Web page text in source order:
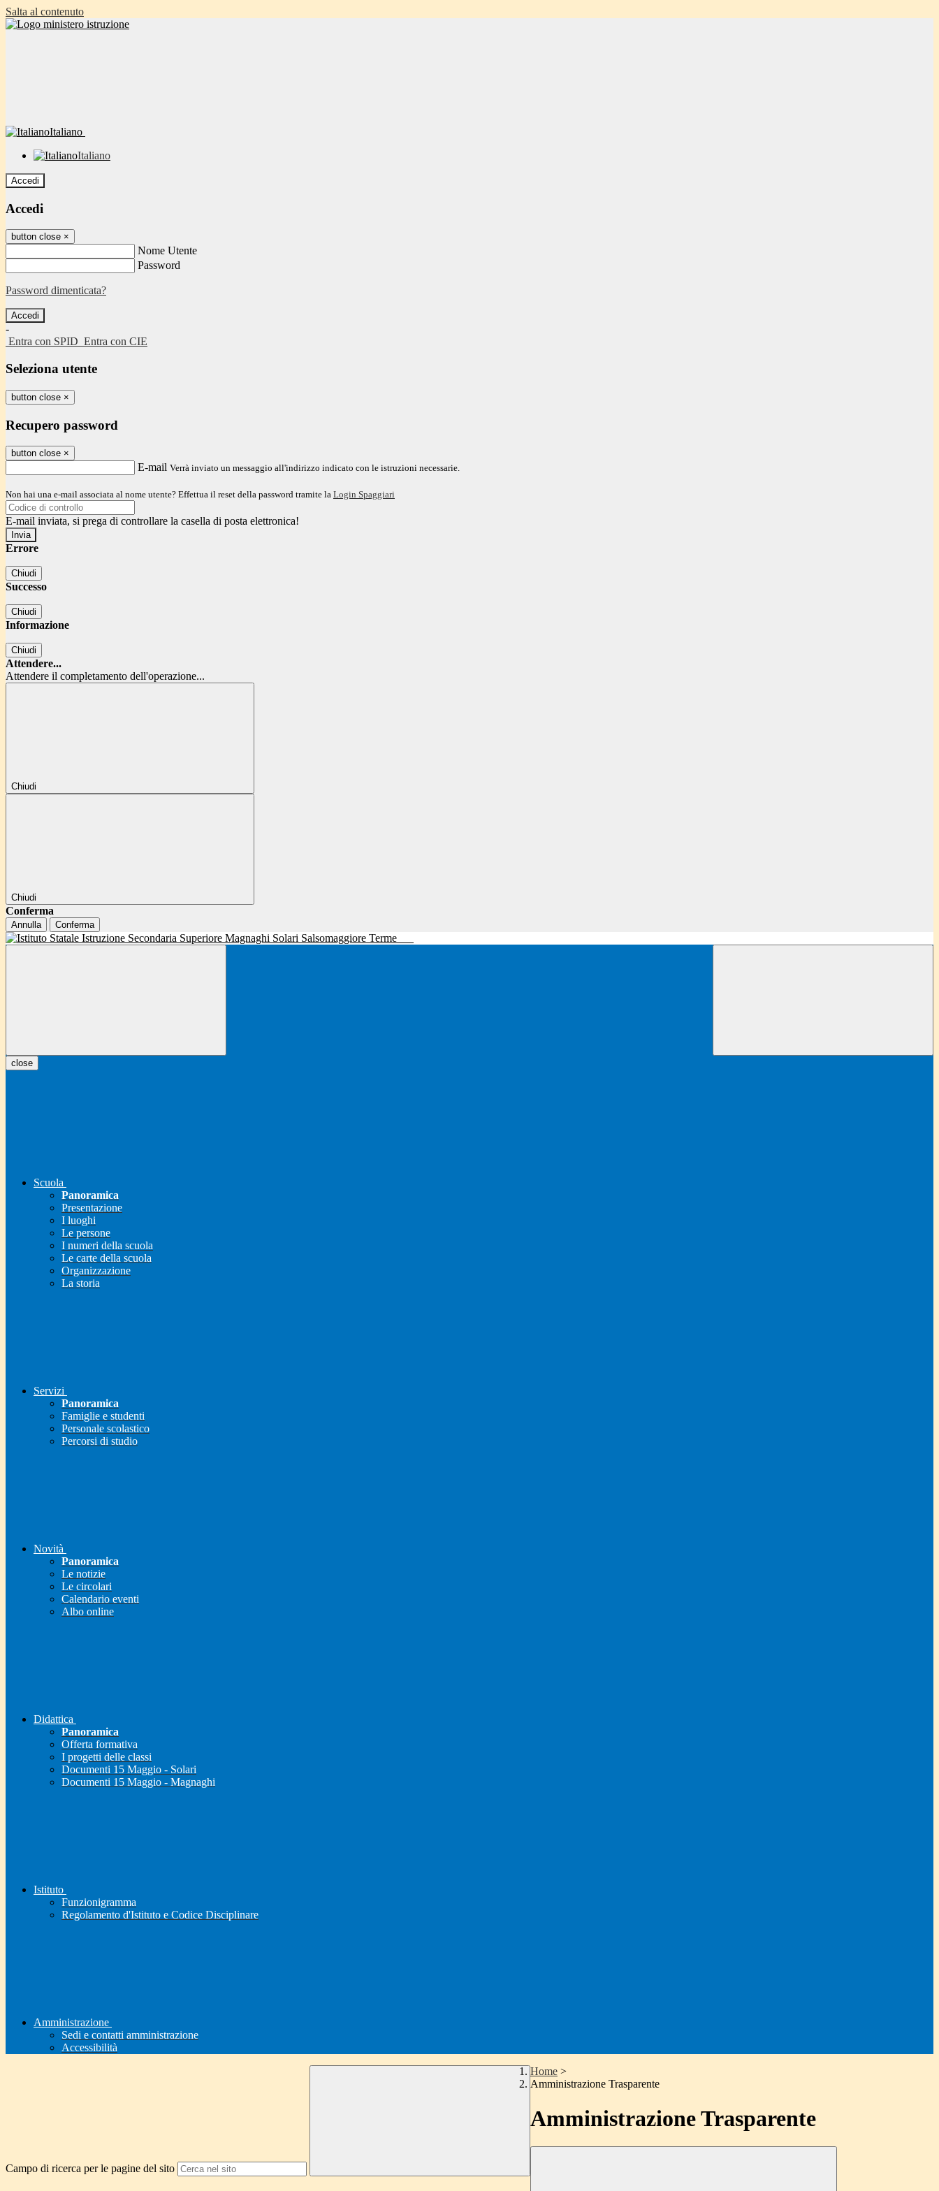
Salta al contenuto
Italiano
Italiano
Accedi
Accedi
button close ×
Nome Utente
Password
Password dimenticata?
-
Entra con SPID Entra con CIE
Seleziona utente
button close ×
Recupero password
button close ×
E-mail Verrà inviato un messaggio all'indirizzo indicato con le istruzioni necessarie.
Non hai una e-mail associata al nome utente? Effettua il reset della password tramite la Login Spaggiari
E-mail inviata, si prega di controllare la casella di posta elettronica!
Errore
Chiudi
Successo
Chiudi
Informazione
Chiudi
Attendere...
Attendere il completamento dell'operazione...
Chiudi
Chiudi
Conferma
Annulla Conferma
close
Scuola
Panoramica
Presentazione
I luoghi
Le persone
I numeri della scuola
Le carte della scuola
Organizzazione
La storia
Servizi
Panoramica
Famiglie e studenti
Personale scolastico
Percorsi di studio
Novità
Panoramica
Le notizie
Le circolari
Calendario eventi
Albo online
Didattica
Panoramica
Offerta formativa
I progetti delle classi
Documenti 15 Maggio - Solari
Documenti 15 Maggio - Magnaghi
Istituto
Funzionigramma
Regolamento d'Istituto e Codice Disciplinare
Amministrazione
Sedi e contatti amministrazione
Accessibilità
Campo di ricerca per le pagine del sito
Home >
Amministrazione Trasparente
Amministrazione Trasparente